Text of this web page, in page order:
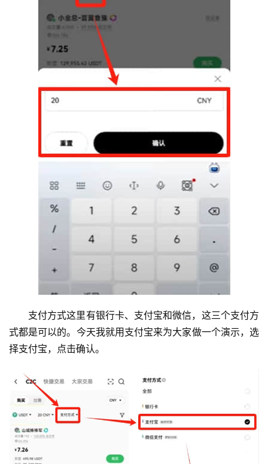
支付方式这里有银行卡、支付宝和微信，这三个支付方
式都是可以的。今天我就用支付宝来为大家做一个演示，选
择支付宝，点击确认。